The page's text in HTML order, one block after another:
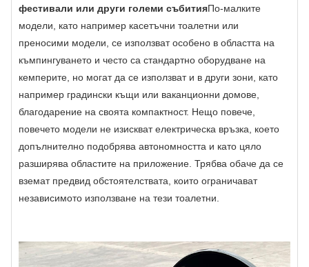
фестивали или други големи събитияПо-малките
модели, като например касетъчни тоалетни или
преносими модели, се използват особено в областта на
къмпингуването и често са стандартно оборудване на
кемперите, но могат да се използват и в други зони, като
например градински къщи или ваканционни домове,
благодарение на своята компактност. Нещо повече,
повечето модели не изискват електрическа връзка, което
допълнително подобрява автономността и като цяло
разширява областите на приложение. Трябва обаче да се
вземат предвид обстоятелствата, които ограничават
независимото използване на тези тоалетни.